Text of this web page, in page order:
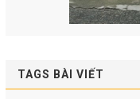
TAGS BÀI VIẾT